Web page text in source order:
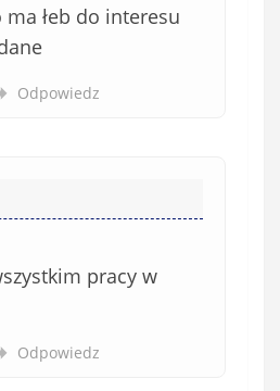
ma łeb do interesu
Odpowiedz
pracy w
Odpowiedz